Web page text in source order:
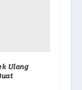
Ulang